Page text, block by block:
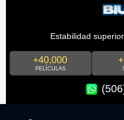
Estabilidad
+40,000
PELÍCULAS